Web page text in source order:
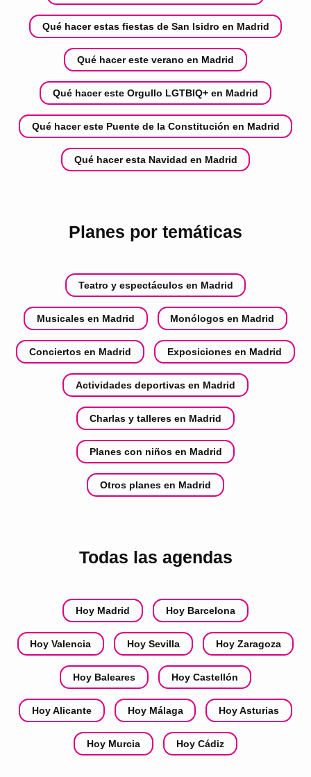
Qué hacer estas fiestas de San Isidro en Madrid
Qué hacer este verano en Madrid
Qué hacer este Orgullo LGTBIQ+ en Madrid
Qué hacer este Puente de la Constitución en Madrid
Qué hacer esta Navidad en Madrid
Planes por temáticas
Teatro y espectáculos en Madrid
Musicales en Madrid Monólogos en Madrid
Conciertos en Madrid Exposiciones en Madrid
Actividades deportivas en Madrid
Charlas y talleres en Madrid
Planes con niños en Madrid
Otros planes en Madrid
Todas las agendas
Hoy Madrid Hoy Barcelona
Hoy Valencia Hoy Sevilla Hoy Zaragoza
Hoy Baleares Hoy Castellón
Hoy Alicante Hoy Málaga Hoy Asturias
Hoy Murcia Hoy Cádiz